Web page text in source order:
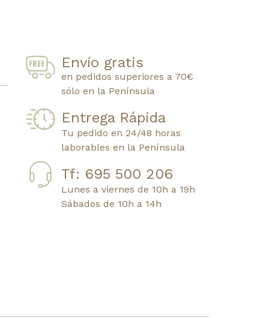
Envío gratis
en pedidos superiores a 70€
sólo en la Península
Entrega Rápida
Tu pedido en 24/48 horas
laborables en la Península
Tf: 695 500 206
Lunes a viernes de 10h a 19h
Sábados de 10h a 14h